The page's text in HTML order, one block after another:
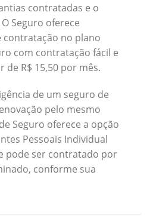
contratadas e o
Seguro oferece
contratação no plano
com contratação fácil e
de R$ 15,50 por mês.
de um seguro de
pelo mesmo
Seguro oferece a opção
Pessoais Individual
pode ser contratado por
conforme sua